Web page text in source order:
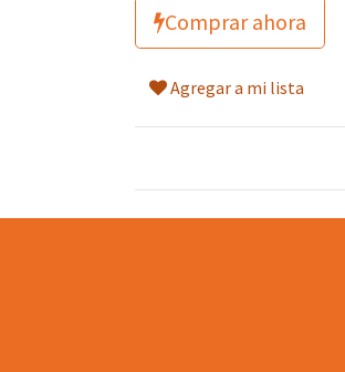
Comprar ahora
Agregar a mi lista